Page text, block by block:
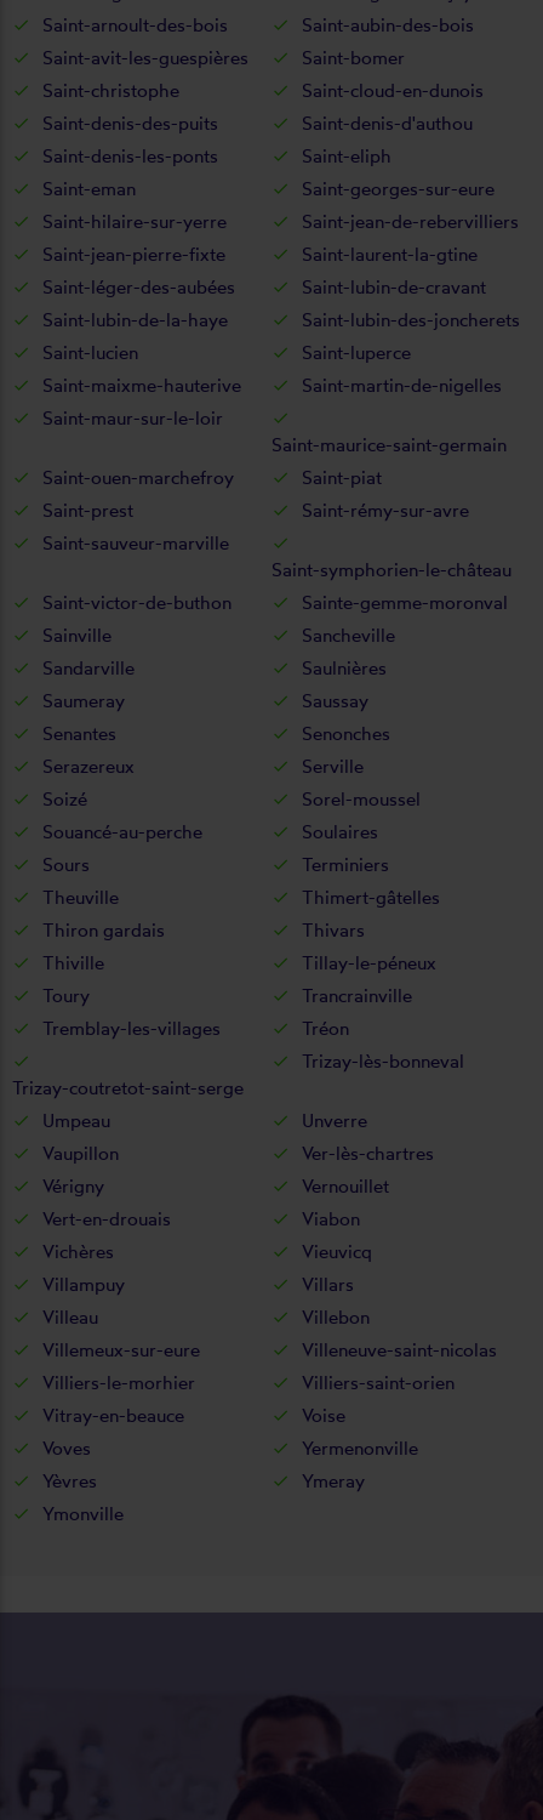
Saint-arnoult-des-bois
Saint-aubin-des-bois
Saint-avit-les-guespières
Saint-bomer
Saint-christophe
Saint-cloud-en-dunois
Saint-denis-des-puits
Saint-denis-d'authou
Saint-denis-les-ponts
Saint-eliph
Saint-eman
Saint-georges-sur-eure
Saint-hilaire-sur-yerre
Saint-jean-de-rebervilliers
Saint-jean-pierre-fixte
Saint-laurent-la-gtine
Saint-léger-des-aubées
Saint-lubin-de-cravant
Saint-lubin-de-la-haye
Saint-lubin-des-joncherets
Saint-lucien
Saint-luperce
Saint-maixme-hauterive
Saint-martin-de-nigelles
Saint-maur-sur-le-loir
Saint-maurice-saint-germain
Saint-ouen-marchefroy
Saint-piat
Saint-prest
Saint-rémy-sur-avre
Saint-sauveur-marville
Saint-symphorien-le-château
Saint-victor-de-buthon
Sainte-gemme-moronval
Sainville
Sancheville
Sandarville
Saulnières
Saumeray
Saussay
Senantes
Senonches
Serazereux
Serville
Soizé
Sorel-moussel
Souancé-au-perche
Soulaires
Sours
Terminiers
Theuville
Thimert-gâtelles
Thiron gardais
Thivars
Thiville
Tillay-le-péneux
Toury
Trancrainville
Tremblay-les-villages
Tréon
Trizay-coutretot-saint-serge
Trizay-lès-bonneval
Umpeau
Unverre
Vaupillon
Ver-lès-chartres
Vérigny
Vernouillet
Vert-en-drouais
Viabon
Vichères
Vieuvicq
Villampuy
Villars
Villeau
Villebon
Villemeux-sur-eure
Villeneuve-saint-nicolas
Villiers-le-morhier
Villiers-saint-orien
Vitray-en-beauce
Voise
Voves
Yermenonville
Yèvres
Ymeray
Ymonville